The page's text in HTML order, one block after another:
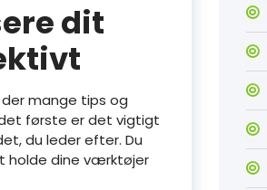
dit
mange tips og
første er det vigtigt
du leder efter. Du
holde dine værktøjer